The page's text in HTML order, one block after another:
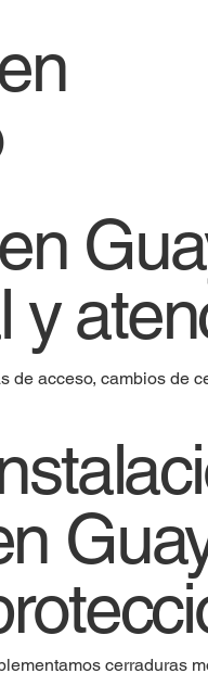
y
de acceso, cambios de
cerraduras